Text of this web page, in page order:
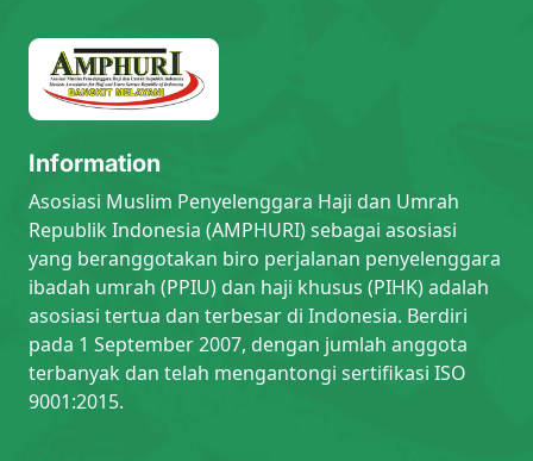
Information
Asosiasi Muslim Penyelenggara Haji dan Umrah
Republik Indonesia (AMPHURI) sebagai asosiasi
yang beranggotakan biro perjalanan penyelenggara
ibadah umrah (PPIU) dan haji khusus (PIHK) adalah
asosiasi tertua dan terbesar di Indonesia. Berdiri
pada 1 September 2007, dengan jumlah anggota
terbanyak dan telah mengantongi sertifikasi ISO
9001:2015.